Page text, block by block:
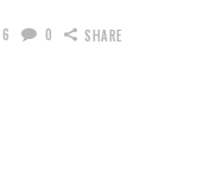
6 0 SHARE